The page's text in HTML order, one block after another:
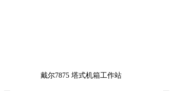
戴尔7875 塔式机箱工作站